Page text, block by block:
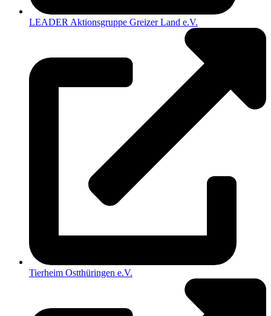
LEADER Aktionsgruppe Greizer Land e.V.
Tierheim Ostthüringen e.V.